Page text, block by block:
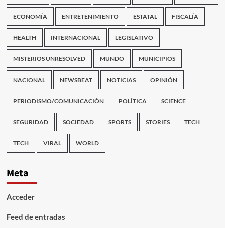
ECONOMÍA ENTRETENIMIENTO ESTATAL FISCALÍA
HEALTH INTERNACIONAL LEGISLATIVO
MISTERIOS UNRESOLVED MUNDO MUNICIPIOS
NACIONAL NEWSBEAT NOTICIAS OPINIÓN
PERIODISMO/COMUNICACIÓN POLÍTICA SCIENCE
SEGURIDAD SOCIEDAD SPORTS STORIES TECH
TECH VIRAL WORLD
Meta
Acceder
Feed de entradas